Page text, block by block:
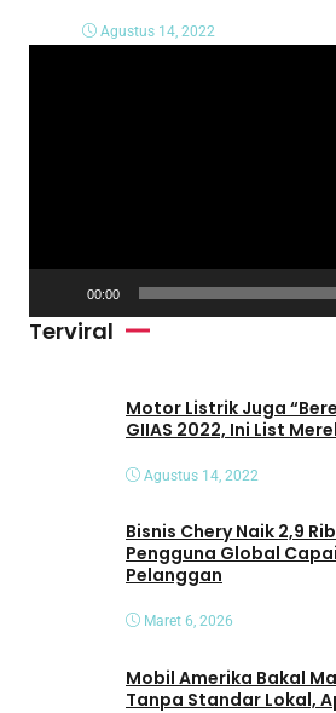
Agustus 14, 2022
d
00:00
Terviral
Motor Listrik Juga
GIIAS 2022, Ini List
Agustus 14, 2022
Bisnis Chery Naik 2,9
Pengguna Global
Pelanggan
Maret 6, 2026
Mobil Amerika Bakal
Tanpa Standar Lokal,